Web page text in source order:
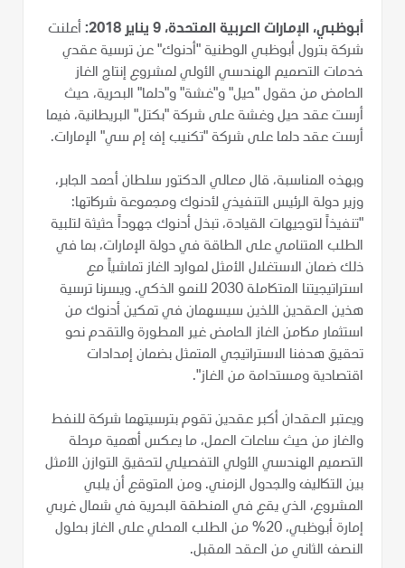
أبوظبي، الإمارات العربية المتحدة، 9 يناير 2018:
أعلنت
شركة بترول أبوظبي الوطنية "أدنوك" عن ترسية عقدي
خدمات التصميم الهندسي الأولي لمشروع إنتاج الغاز
الحامض من حقول "حيل" و"غشة" و"دلما" البحرية، حيث
أرست عقد حيل وغشة على شركة "بكتل" البريطانية، فيما
أرست عقد دلما على شركة "تكنيب إف إم سي" الإمارات.
وبهذه المناسبة، قال معالي الدكتور سلطان أحمد الجابر،
وزير دولة الرئيس التنفيذي لأدنوك ومجموعة شركاتها:
"تنفيذاً لتوجيهات القيادة، تبذل أدنوك جهوداً حثيثة لتلبية
الطلب المتنامي على الطاقة في دولة الإمارات، بما في
ذلك ضمان الاستغلال الأمثل لموارد الغاز تماشياً مع
استراتيجيتنا المتكاملة 2030 للنمو الذكي. ويسرنا ترسية
هذين العقدين اللذين سيسهمان في تمكين أدنوك من
استثمار مكامن الغاز الحامض غير المطورة والتقدم نحو
تحقيق هدفنا الاستراتيجي المتمثل بضمان إمدادات
اقتصادية ومستدامة من الغاز".
ويعتبر العقدان أكبر عقدين تقوم بترسيتهما شركة للنفط
والغاز من حيث ساعات العمل، ما يعكس أهمية مرحلة
التصميم الهندسي الأولي التفصيلي لتحقيق التوازن الأمثل
بين التكاليف والجدول الزمني. ومن المتوقع أن يلبي
المشروع، الذي يقع في المنطقة البحرية في شمال غربي
إمارة أبوظبي، 20% من الطلب المحلي على الغاز بحلول
النصف الثاني من العقد المقبل.